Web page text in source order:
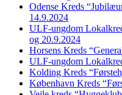
Odense Kreds
14.9.2024
ULF-ungdom
og 20.9.2024
Horsens Kreds
ULF-ungdom
Kolding Kreds
København Kreds